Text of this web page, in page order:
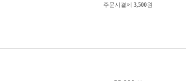
주문시결제 3,500원